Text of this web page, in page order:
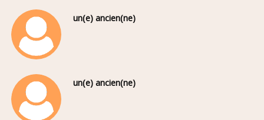
un(e) ancien(ne)
un(e) ancien(ne)